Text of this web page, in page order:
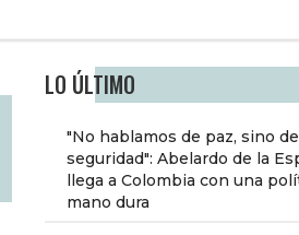
LO ÚLTIMO
"No hablamos de paz, sino de
seguridad": Abelardo de la
llega a Colombia con una
mano dura